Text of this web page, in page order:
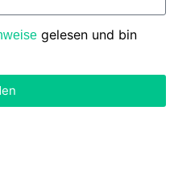
gelesen und bin